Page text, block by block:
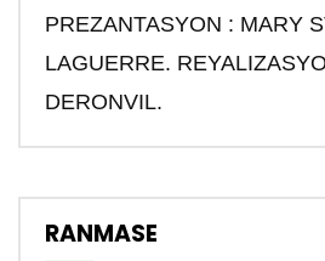
PREZANTASYON : MARY
LAGUERRE.
DERONVIL.
RANMASE